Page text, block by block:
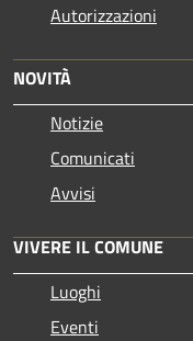
Autorizzazioni
NOVITÀ
Notizie
Comunicati
Avvisi
VIVERE IL COMUNE
Luoghi
Eventi